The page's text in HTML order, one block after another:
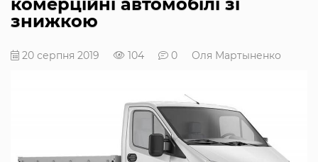
знижкою
20 серпня 2019 104 0 Оля Мартыненко